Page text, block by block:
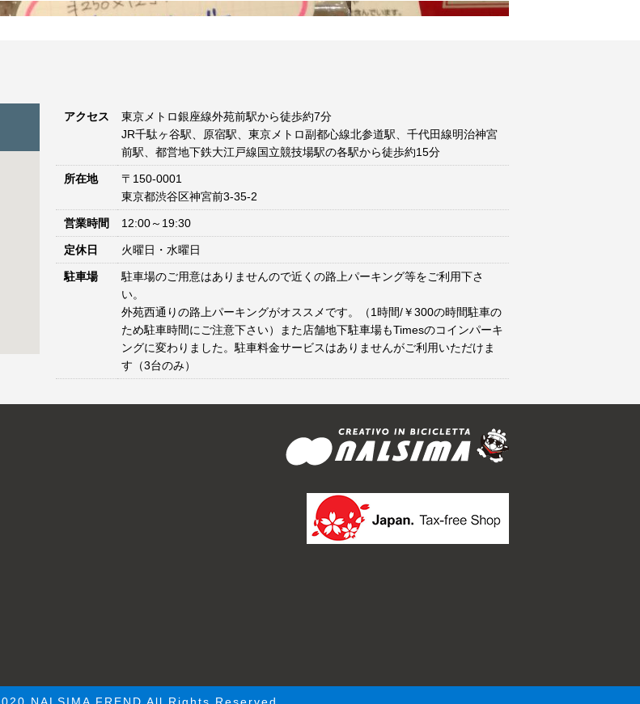
アクセス
東京メトロ銀座線外苑前駅から徒歩約7分
JR千駄ヶ谷駅、原宿駅、東京メトロ副都心線北参道駅、千代田線明治神宮
前駅、都営地下鉄大江戸線国立競技場駅の各駅から徒歩約15分
所在地
〒150-0001
東京都渋谷区神宮前3-35-2
営業時間 12:00～19:30
定休日 火曜日・水曜日
駐車場
駐車場のご用意はありませんので近くの路上パーキング等をご利用下さ
い。
外苑西通りの路上パーキングがオススメです。（1時間/￥300の時間駐車の
ため駐車時間にご注意下さい）また店舗地下駐車場もTimesのコインパーキ
ングに変わりました。駐車料金サービスはありませんがご利用いただけま
す（3台のみ）